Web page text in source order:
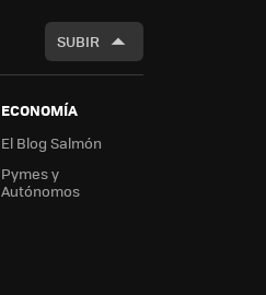
SUBIR
ECONOMÍA
El Blog Salmón
Pymes y
Autónomos